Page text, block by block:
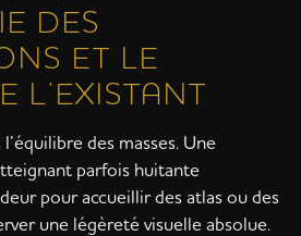
DES
ET LE
L’EXISTANT
des masses. Une
parfois huitante
pour accueillir des atlas ou des
une légèreté visuelle absolue.